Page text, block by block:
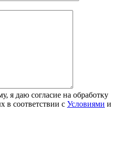
я даю согласие на обработку
в соответствии с Условиями и